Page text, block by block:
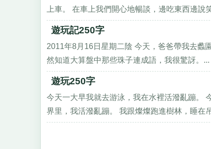
上車。 在車上我們開心地暢談，邊吃東西邊說
遊玩記250字
2011年8月16日星期二陰 今天，爸爸帶我去蠡
然知道大算盤中那些珠子連成語，我很驚訝。...
遊玩250字
今天一大早我就去游泳，我在水裡活潑亂蹦。
界里，我活潑亂蹦。 我跟燦燦跑進樹林，睡在